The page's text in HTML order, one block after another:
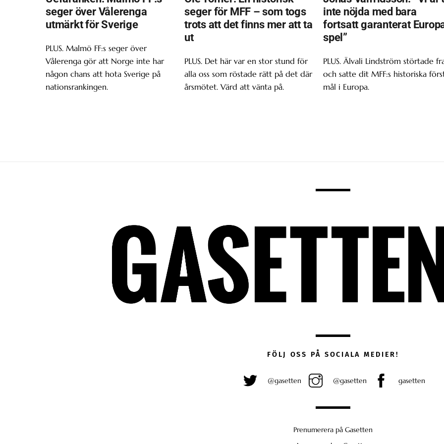
seger över Vålerenga
utmärkt för Sverige
PLUS. Malmö FF:s seger över
Vålerenga gör att Norge inte har
någon chans att hota Sverige på
nationsrankingen.
seger för MFF – som togs
trots att det finns mer att ta
ut
PLUS. Det här var en stor stund för
alla oss som röstade rätt på det där
årsmötet. Värd att vänta på.
inte nöjda med bara
fortsatt garanterat
spel”
PLUS. Älvali Lindström störtade
och satte dit MFF:s historiska
mål i Europa.
FÖLJ OSS PÅ SOCIALA MEDIER!
@gasetten @gasetten gasetten
Prenumerera på Gasetten